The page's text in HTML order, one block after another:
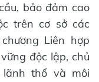
bảo đảm cao
trên cơ sở các
Liên hợp
độc lập, chủ
thổ và môi